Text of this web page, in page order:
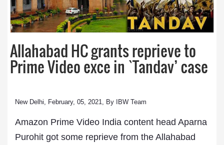
Allahabad HC grants reprieve to
Prime Video exce in `Tandav’ case
New Delhi, February, 05, 2021, By IBW Team
Amazon Prime Video India content head Aparna
Purohit got some reprieve from the Allahabad